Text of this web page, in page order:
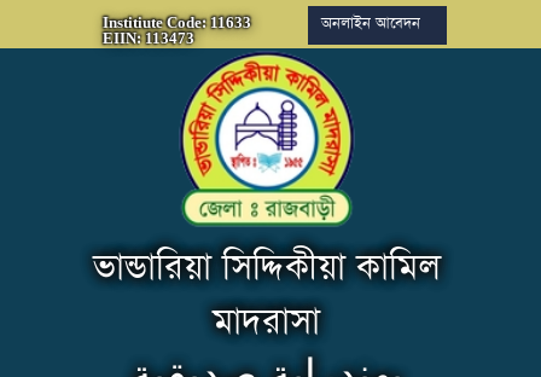
Institiute Code: 11633
EIIN: 113473
অনলাইন আবেদন
ভান্ডারিয়া সিদ্দিকীয়া কামিল
মাদরাসা